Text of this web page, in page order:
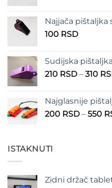
Najjača pištaljka
100 RSD
Sudijska
210 RSD – 310
Najglasnije
200 RSD – 550
ISTAKNUTI
Zidni držač